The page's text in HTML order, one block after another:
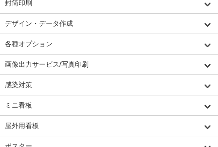
封筒印刷
デザイン・データ作成
各種オプション
画像出力サービス/写真印刷
感染対策
ミニ看板
屋外用看板